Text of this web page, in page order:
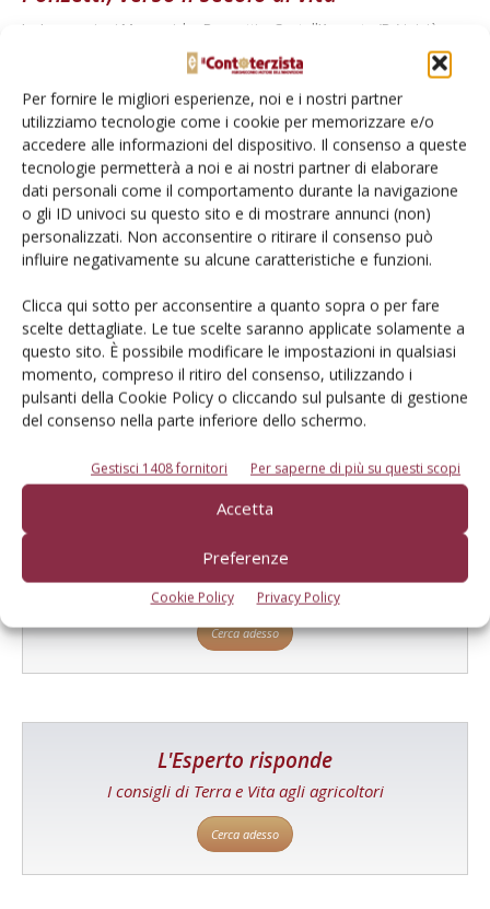
Per fornire le migliori esperienze, noi e i nostri partner
utilizziamo tecnologie come i cookie per memorizzare e/o
accedere alle informazioni del dispositivo. Il consenso a queste
tecnologie permetterà a noi e ai nostri partner di elaborare
dati personali come il comportamento durante la navigazione
o gli ID univoci su questo sito e di mostrare annunci (non)
personalizzati. Non acconsentire o ritirare il consenso può
influire negativamente su alcune caratteristiche e funzioni.
Clicca qui sotto per acconsentire a quanto sopra o per fare
scelte dettagliate. Le tue scelte saranno applicate solamente a
questo sito. È possibile modificare le impostazioni in qualsiasi
momento, compreso il ritiro del consenso, utilizzando i
pulsanti della Cookie Policy o cliccando sul pulsante di gestione
del consenso nella parte inferiore dello schermo.
Gestisci 1408 fornitori Per saperne di più su questi scopi
Accetta
Preferenze
Cookie Policy Privacy Policy
La Lavorazioni Meccaniche Ponzetti a Castell’Arquato (Pc) iniziò
l’attività alla fine degli anni Venti. E oggi in azienda è operativa la
DiOttavio Repetti
1 2 3
Tecniche, prodotti e servizi dalle aziende
Un modo semplice per cercare un'azienda o un
prodotto!
Cerca adesso
L'Esperto risponde
I consigli di Terra e Vita agli agricoltori
Cerca adesso